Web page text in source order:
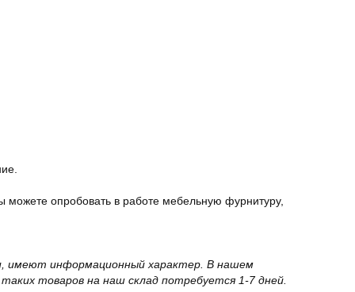
опробовать в работе мебельную фурнитуру,
имеют информационный характер. В нашем
товаров на наш склад потребуется 1-7 дней.